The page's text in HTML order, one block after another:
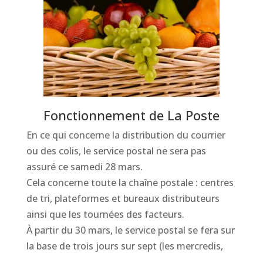
Fonctionnement de La Poste
En ce qui concerne la distribution du courrier
ou des colis, le service postal ne sera pas
assuré ce samedi 28 mars.
Cela concerne toute la chaîne postale : centres
de tri, plateformes et bureaux distributeurs
ainsi que les tournées des facteurs.
À partir du 30 mars, le service postal se fera sur
la base de trois jours sur sept (les mercredis,